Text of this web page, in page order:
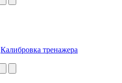
Калибровка тренажера